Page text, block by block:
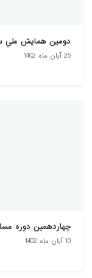
دومين همايش ملي
25 آبان ماه 1402
چهاردهمین دوره
10 آبان ماه 1402